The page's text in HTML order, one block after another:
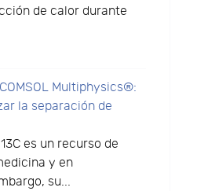
de calor durante
Multiphysics®:
la separación de
es un recurso de
y en
su...